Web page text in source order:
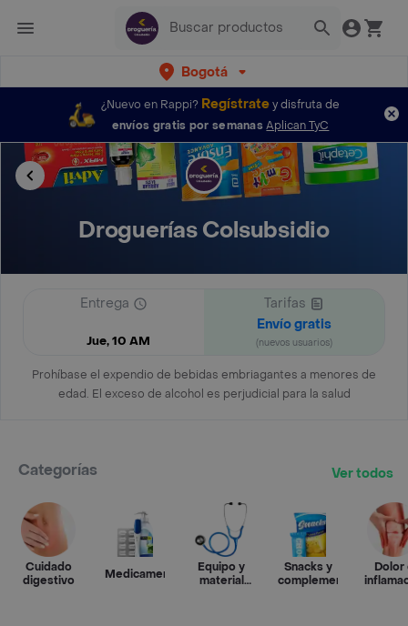
Bogotá
¿Nuevo en Rappi? Regístratey disfruta de
envíos gratis por semanas Aplican TyC
Droguerías Colsubsidio
Entrega
Jue, 10 AM
Tarifas
Envío gratis
(nuevos usuarios)
Prohíbase el expendio de bebidas embriagantes a menores de
edad. El exceso de alcohol es perjudicial para la salud
Categorías Ver todos
Cuidado
digestivo
Medicamentos
Equipo y
material
Snacks y
complementos
Dolor